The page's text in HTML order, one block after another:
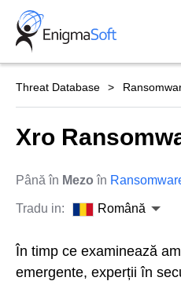
Skip
content
Threat Database
Xro
Până în Mezo în
Tradu in: Română
În timp ce examinează
emergente, experții în